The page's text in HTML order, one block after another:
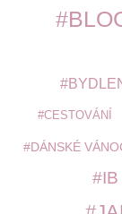
CESTOVÁNÍ
DÁNSKÉ
IB